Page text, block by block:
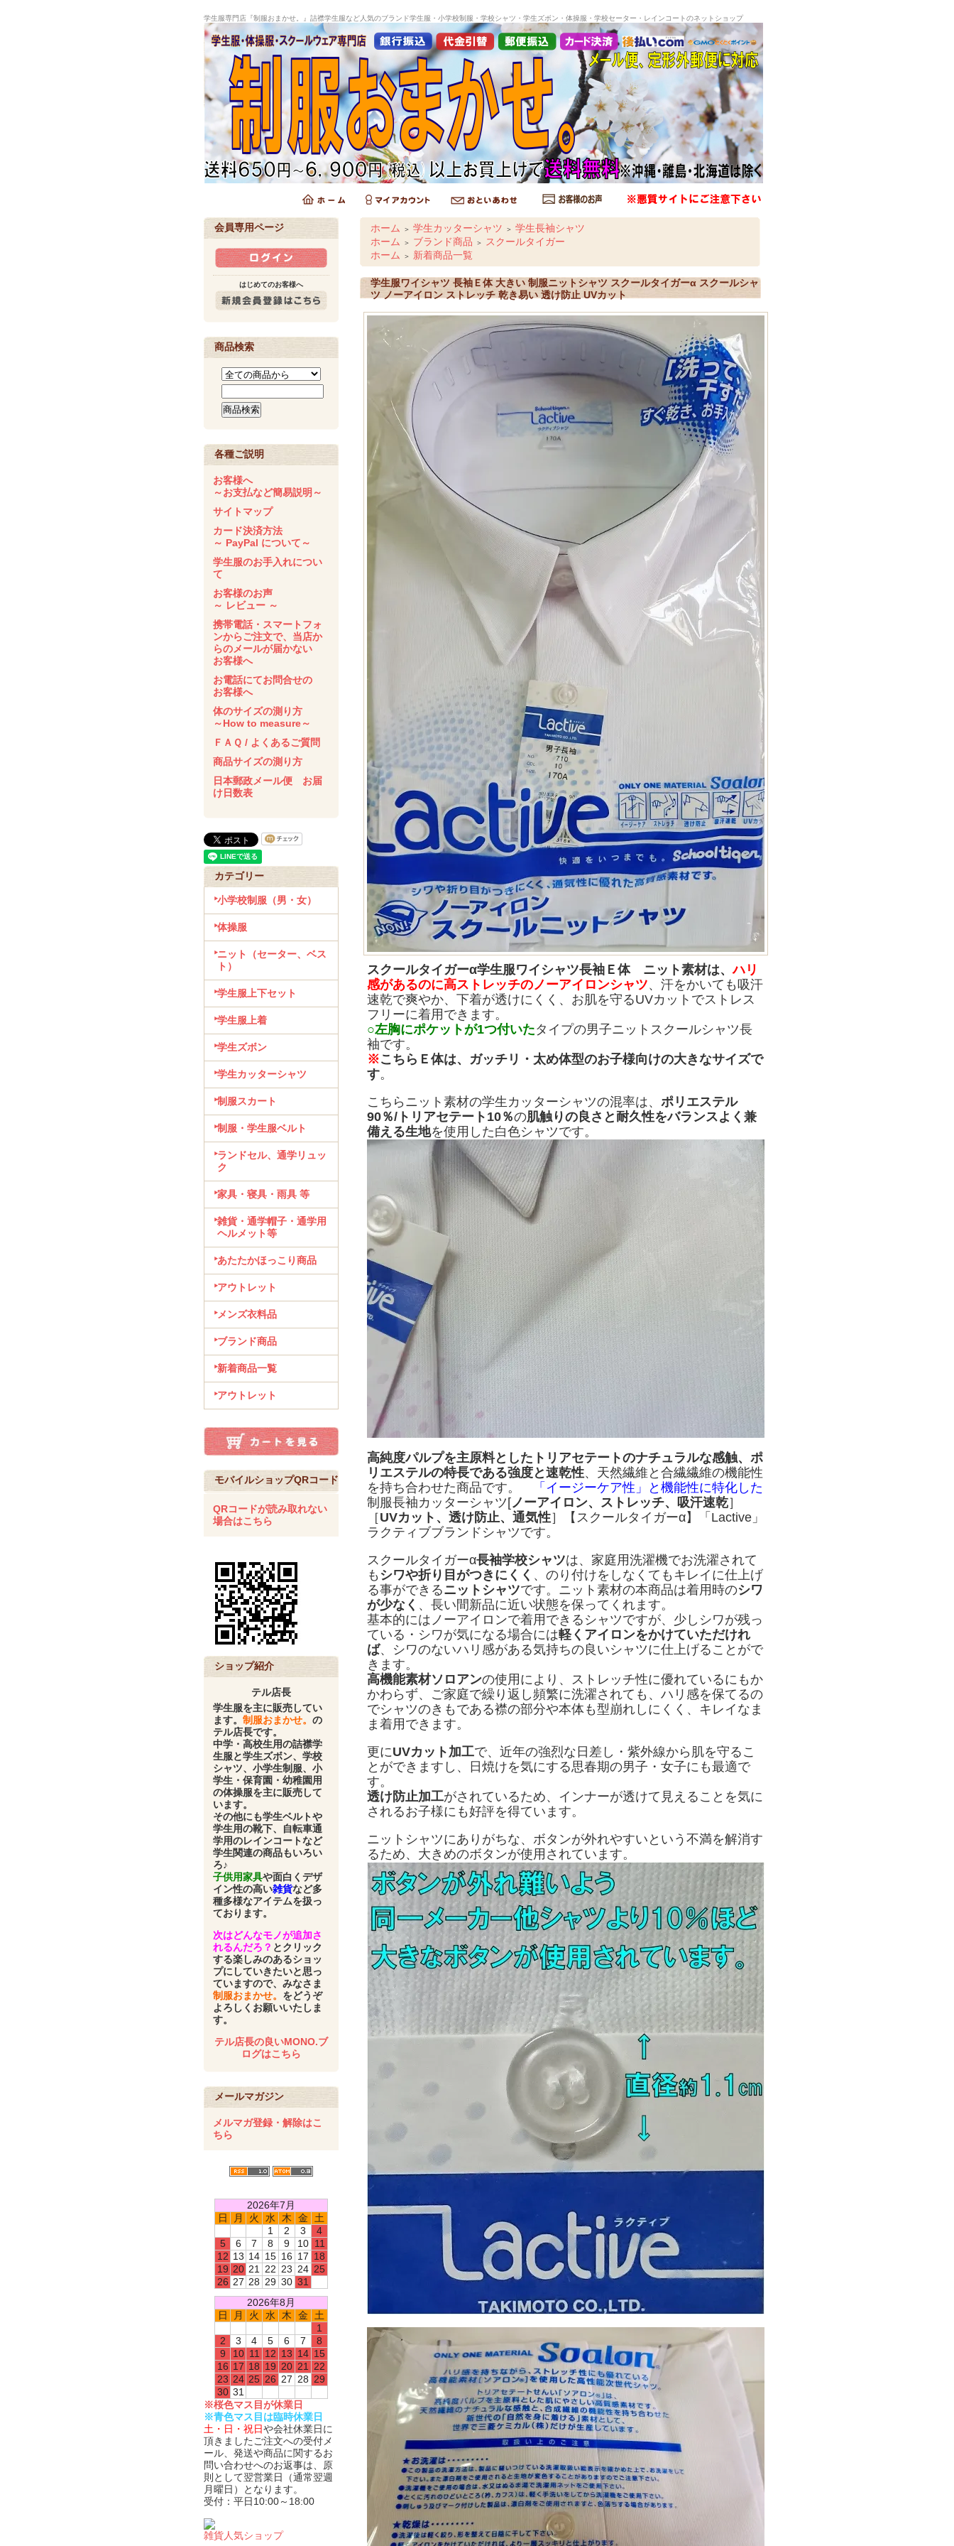
学生服専門店『制服おまかせ。』詰襟学生服など人気のブランド学生服・小学校制服・学校シャツ・学生ズボン・体操服・学校セーター・レインコートのネットショップ
会員専用ページ
はじめてのお客様へ
商品検索
各種ご説明
お客様へ
～お支払など簡易説明～
サイトマップ
カード決済方法
～ PayPal について～
学生服のお手入れについ
て
お客様のお声
～ レビュー ～
携帯電話・スマートフォ
ンからご注文で、当店か
らのメールが届かない
お客様へ
お電話にてお問合せの
お客様へ
体のサイズの測り方
～How to measure～
ＦＡＱ / よくあるご質問
商品サイズの測り方
日本郵政メール便 お届
け日数表
カテゴリー
小学校制服（男・女）
体操服
ニット（セーター、ベス
ト）
学生服上下セット
学生服上着
学生ズボン
学生カッターシャツ
制服スカート
制服・学生服ベルト
ランドセル、通学リュッ
ク
家具・寝具・雨具 等
雑貨・通学帽子・通学用
ヘルメット等
あたたかほっこり商品
アウトレット
メンズ衣料品
ブランド商品
新着商品一覧
アウトレット
モバイルショップQRコード
QRコードが読み取れない
場合はこちら
ショップ紹介
テル店長
学生服を主に販売してい
ます。 制服おまかせ。 の
テル店長です。
中学・高校生用の詰襟学
生服と学生ズボン、学校
シャツ、小学生制服、小
学生・保育園・幼稚園用
の体操服を主に販売して
います。
その他にも学生ベルトや
学生用の靴下、自転車通
学用のレインコートなど
学生関連の商品もいろい
ろ♪
子供用家具や面白くデザ
イン性の高い雑貨など多
種多様なアイテムを扱っ
ております。
次はどんなモノが追加さ
れるんだろ？ とクリック
する楽しみのあるショッ
プにしていきたいと思っ
ていますので、みなさま
制服おまかせ。 をどうぞ
よろしくお願いいたしま
す。
テル店長の良いMONO.ブ
ログはこちら
メールマガジン
メルマガ登録・解除はこ
ちら
2026年7月
日
月 火 水 木 金
土
1
2 3
4
5
6 7 8 9 10 11
12 13 14 15 16 17 18
19 20 21 22 23 24 25
26 27 28 29 30 31
2026年8月
日
月 火 水 木 金
土
1
2
3 4 5 6 7
8
9
10 11 12 13 14 15
16 17 18 19 20 21
22
23 24 25 26 27 28 29
30 31
※桜色マス目が休業日
※青色マス目は臨時休業日
土・日・祝日や会社休業日に
頂きましたご注文への受付メ
ール、発送や商品に関するお
問い合わせへのお返事は、原
則として翌営業日（通常翌週
月曜日）となります。
受付：平日10:00～18:00
雑貨人気ショップ
ホーム ＞ 学生カッターシャツ ＞ 学生長袖シャツ
ホーム
＞ ブランド商品 ＞
スクールタイガー
ホーム
＞ 新着商品一覧
学生服ワイシャツ 長袖Ｅ体 大きい 制服ニットシャツ スクールタイガーα スクールシャ
ツ ノーアイロン ストレッチ 乾き易い 透け防止 UVカット
スクールタイガーα学生服ワイシャツ長袖 Ｅ体 ニット素材は、ハリ
感があるのに高ストレッチのノーアイロンシャツ、汗をかいても吸汗
速乾で爽やか、下着が透けにくく、お肌を守るUVカットでストレス
フリーに着用できます。
○左胸にポケットが1つ付いたタイプの男子ニットスクールシャツ長
袖です。
※こちらＥ体は、ガッチリ・太め体型のお子様向けの大きなサイズで
す。
こちらニット素材の学生カッターシャツの混率は、 ポリエステル
90％/トリアセテート10％の肌触りの良さと耐久性をバランスよく兼
備える生地を使用した白色シャツです。
高純度パルプを主原料としたトリアセテートのナチュラルな感触、ポ
リエステルの特長である強度と速乾性、天然繊維と合繊繊維の機能性
を持ち合わせた商品です。
「イージーケア性」と機能性に特化した
制服長袖カッターシャツ[ノーアイロン、ストレッチ、吸汗速乾］
［UVカット、透け防止、通気性］【スクールタイガーα】「Lactive」
ラクティブブランドシャツです。
スクールタイガーα長袖学校シャツは、家庭用洗濯機でお洗濯されて
も シワや折り目がつきにくく 、のり付けをしなくてもキレイに仕上げ
る事ができるニットシャツです。ニット素材の本商品は着用時のシワ
が少なく 、長い間新品に近い状態を保ってくれます。
基本的にはノーアイロンで着用できるシャツですが、少しシワが残っ
ている・シワが気になる場合には軽くアイロンをかけていただけれ
ば、シワのないハリ感がある気持ちの良いシャツに仕上げることがで
きます。
高機能素材ソロアンの使用により、ストレッチ性に優れているにもか
かわらず、ご家庭で繰り返し頻繁に洗濯されても、ハリ感を保てるの
でシャツのきもである襟の部分や本体も型崩れしにくく、キレイなま
ま着用できます。
更にUVカット加工で、近年の強烈な日差し・紫外線から肌を守るこ
とができますし、日焼けを気にする思春期の男子・女子にも最適で
す。
透け防止加工がされているため、インナーが透けて見えることを気に
されるお子様にも好評を得ています。
ニットシャツにありがちな、ボタンが外れやすいという不満を解消す
るため、大きめのボタンが使用されています。